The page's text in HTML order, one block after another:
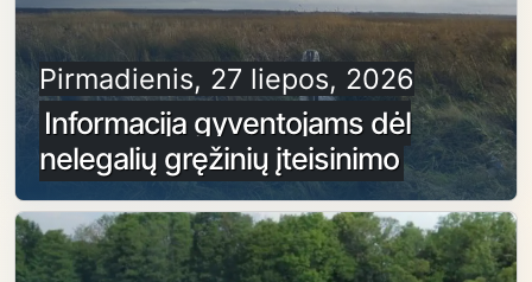
Pirmadienis, 27 liepos, 2026
Informacija gyventojams dėl
nelegalių gręžinių įteisinimo